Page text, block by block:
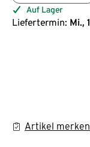
Auf Lager
Liefertermin: Mi.,
Artikel merken